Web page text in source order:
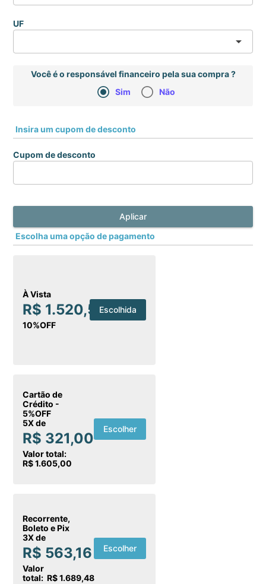
UF
arrow_drop_down
Você é o responsável financeiro pela sua compra ?
Sim
Não
Insira um cupom de desconto
Cupom de desconto
Aplicar
Escolha uma opção de pagamento
À Vista
R$ 1.520,53
10%OFF
Escolhida
Cartão de
Crédito -
5%OFF
5X de
R$ 321,00
Valor total:
R$ 1.605,00
Escolher
Recorrente,
Boleto e Pix
3X de
R$ 563,16
Valor
total: R$ 1.689,48
Escolher